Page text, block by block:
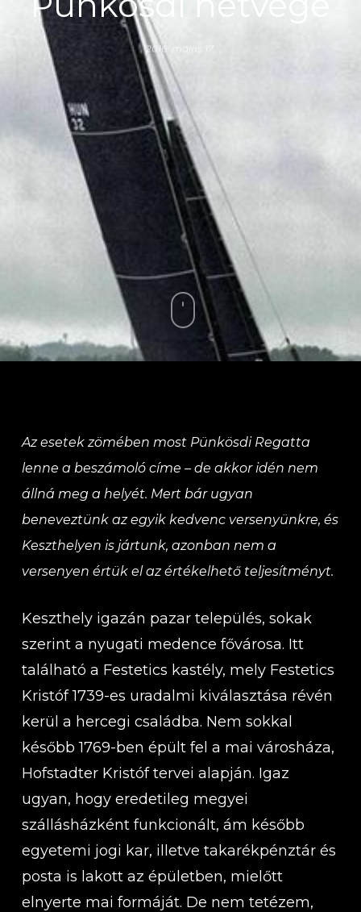
2016. május 17.
Az esetek zömében most Pünkösdi Regatta
lenne a beszámoló címe – de akkor idén nem
állná meg a helyét. Mert bár ugyan
beneveztünk az egyik kedvenc versenyünkre, és
Keszthelyen is jártunk, azonban nem a
versenyen értük el az értékelhető teljesítményt.
Keszthely igazán pazar település, sokak
szerint a nyugati medence fővárosa. Itt
található a Festetics kastély, mely Festetics
Kristóf 1739-es uradalmi kiválasztása révén
kerül a hercegi családba. Nem sokkal
később 1769-ben épült fel a mai városháza,
Hofstadter Kristóf tervei alapján. Igaz
ugyan, hogy eredetileg megyei
szállásházként funkcionált, ám később
egyetemi jogi kar, illetve takarékpénztár és
posta is lakott az épületben, mielőtt
elnyerte mai formáját. De nem tetézem,